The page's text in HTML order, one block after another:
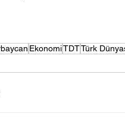
EkonomiTDTTürk